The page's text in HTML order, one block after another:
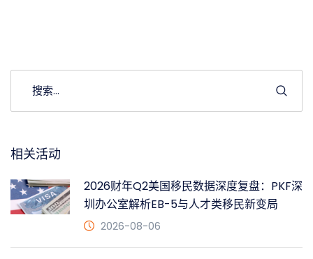
相关活动
2026财年Q2美国移民数据深度复盘：PKF深
圳办公室解析EB-5与人才类移民新变局
2026-08-06